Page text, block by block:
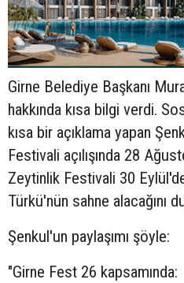
Girne Belediye Başkanı
hakkında kısa bilgi verdi.
kısa bir açıklama yapan
Festivali açılışında 28
Zeytinlik Festivali 30
Türkü'nün sahne alacağını
Şenkul'un paylaşımı şöyle:
"Girne Fest 26 kapsamında: